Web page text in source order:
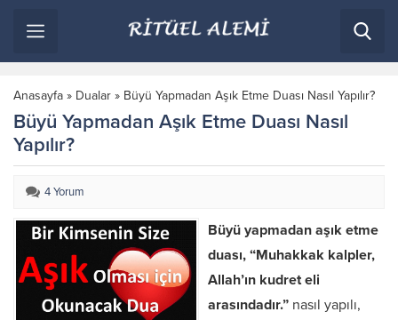
Anasayfa » Dualar » Büyü Yapmadan Aşık Etme Duası Nasıl Yapılır?
Büyü Yapmadan Aşık Etme Duası Nasıl
Yapılır?
4 Yorum
Büyü yapmadan aşık etme
duası, “Muhakkak kalpler,
Allah’ın kudret eli
arasındadır.” nasıl yapılı,